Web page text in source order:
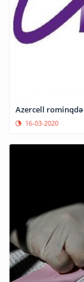
Azercell
16-03-2020